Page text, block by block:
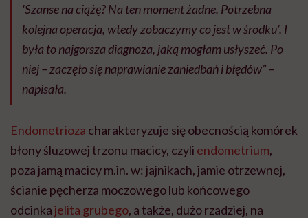
'Szanse na ciążę? Na ten moment żadne. Potrzebna
kolejna operacja, wtedy zobaczymy co jest w środku’. I
była to najgorsza diagnoza, jaką mogłam usłyszeć. Po
niej – zaczęło się naprawianie zaniedbań i błędów” –
napisała.
Endometrioza charakteryzuje się obecnością komórek
błony śluzowej trzonu macicy, czyli endometrium,
poza jamą macicy m.in. w: jajnikach, jamie otrzewnej,
ścianie pęcherza moczowego lub końcowego
odcinkajelita grubego, a także, dużo rzadziej, na